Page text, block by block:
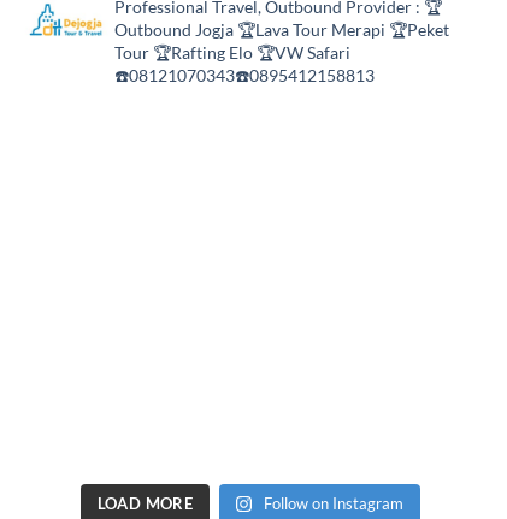
Professional Travel,Outbound Provider : 🏆
Outbound Jogja 🏆Lava Tour Merapi 🏆Peket
Tour🏆Rafting Elo🏆VW Safari
☎️08121070343☎️0895412158813
LOAD MORE Follow on Instagram